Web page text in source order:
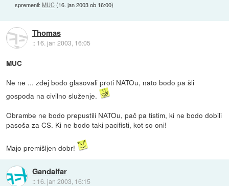
spremenil:MUC(16. jan 2003 ob 16:00)
Thomas
:: 16. jan 2003, 16:05
MUC
Ne ne ... zdej bodo glasovali proti NATOu, nato bodo pa šli
gospoda na civilno služenje.
Obrambe ne bodo prepustili NATOu, pač pa tistim, ki ne bodo dobili
pasoša za CS. Ki ne bodo taki pacifisti, kot so oni!
Majo premišljen dobr!
Gandalfar
:: 16. jan 2003, 16:15